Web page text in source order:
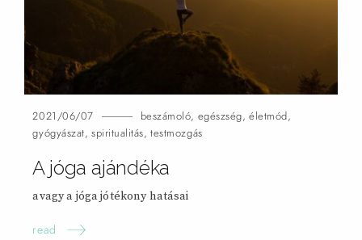
2021/06/07 beszámoló, egészség,életmód,
gyógyászat,spiritualitás,testmozgás
A jóga ajándéka
avagy a jóga jótékony hatásai
read